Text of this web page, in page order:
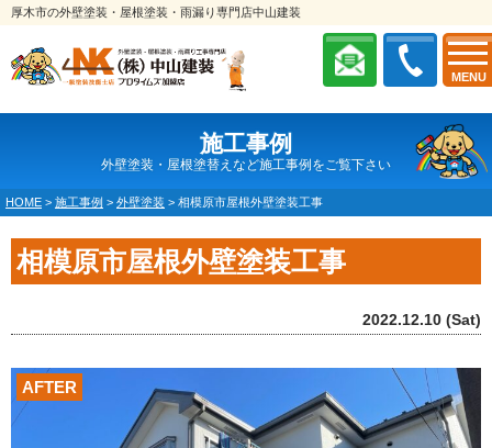
MENU
厚木市の外壁塗装・屋根塗装・雨漏り専門店中山建装
施工事例
外壁塗装・屋根塗替えなど施工事例をご覧下さい
HOME > 施工事例 > 外壁塗装 > 相模原市屋根外壁塗装工事
相模原市屋根外壁塗装工事
2022.12.10 (Sat)
AFTER